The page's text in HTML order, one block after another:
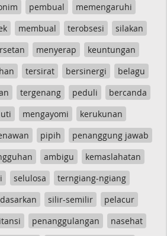
pembual
memengaruhi
membual terobsesi
silakan
menyerap
keuntungan
tersirat bersinergi
belagu
tergenang peduli
bercanda
mengayomi
kerukunan
pipih
penanggung jawab
ambigu
kemaslahatan
selulosa
terngiang-ngiang
silir-semilir
pelacur
penanggulangan
nasehat